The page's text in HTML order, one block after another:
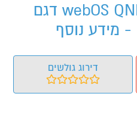
טלוויזיה "75 webOS QNED 4K דגם
דירוג גולשים